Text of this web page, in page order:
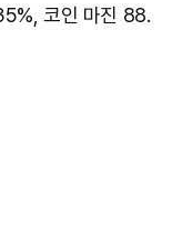
코인 마진 88.